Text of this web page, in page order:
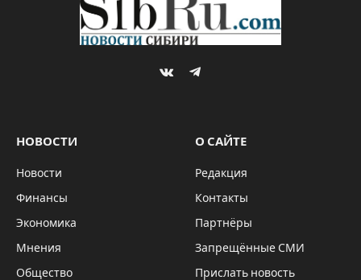
VKontakteTelegram
НОВОСТИ
Новости
Финансы
Экономика
Мнения
Общество
О САЙТЕ
Редакция
Контакты
Партнёры
Запрещённые СМИ
Прислать новость